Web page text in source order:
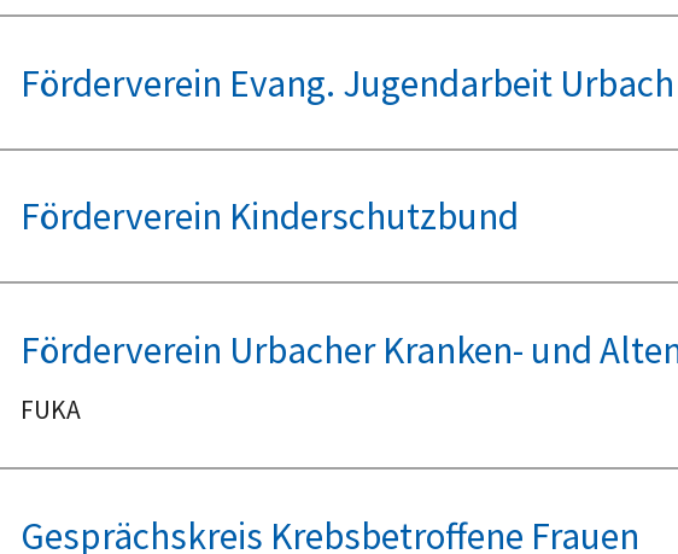
Förderverein Evang. Jugendarbeit Urbach
Förderverein Kinderschutzbund
Förderverein Urbacher Kranken- und
FUKA
Gesprächskreis Krebsbetroffene Frauen